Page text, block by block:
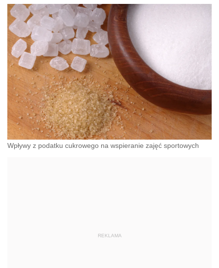
Wpływy z podatku cukrowego na wspieranie zajęć sportowych